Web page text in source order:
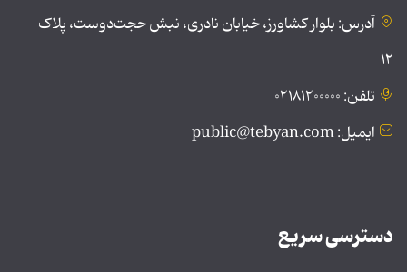
آدرس: بلوار کشاورز، خیابان نادری، نبش حجت‌دوست، پلاک
۱۲
تلفن: ۰۲۱۸۱۲۰۰۰۰۰
ایمیل: public@tebyan.com
دسترسی سریع